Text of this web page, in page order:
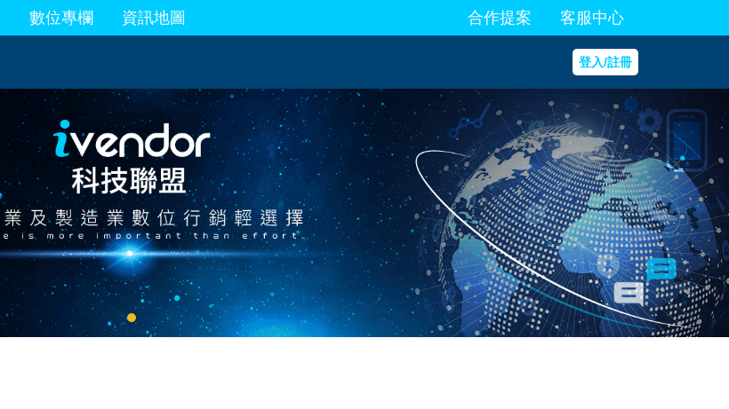
數位專欄 資訊地圖 合作提案 客服中心
登入/註冊